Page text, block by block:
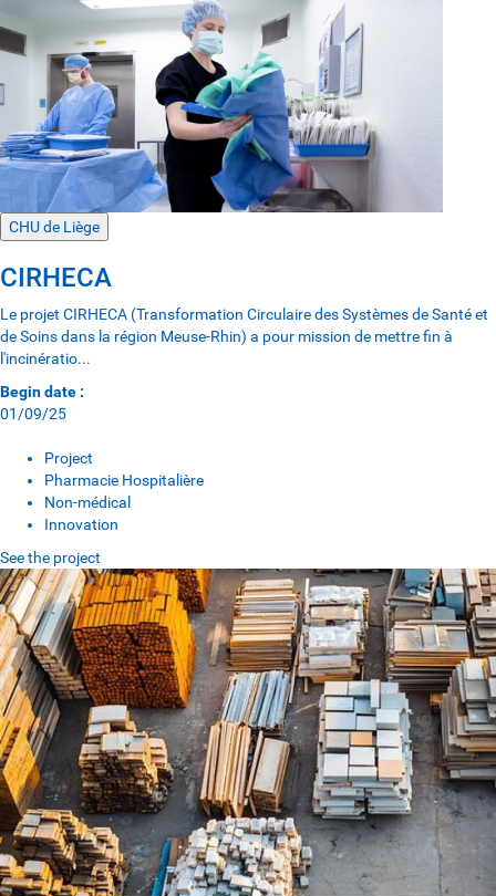
CHU de Liège
CIRHECA
Le projet CIRHECA (Transformation Circulaire des Systèmes de Santé et
de Soins dans la région Meuse-Rhin) a pour mission de mettre fin à
l'incinératio...
Begin date :
01/09/25
Project
Pharmacie Hospitalière
Non-médical
Innovation
See the project